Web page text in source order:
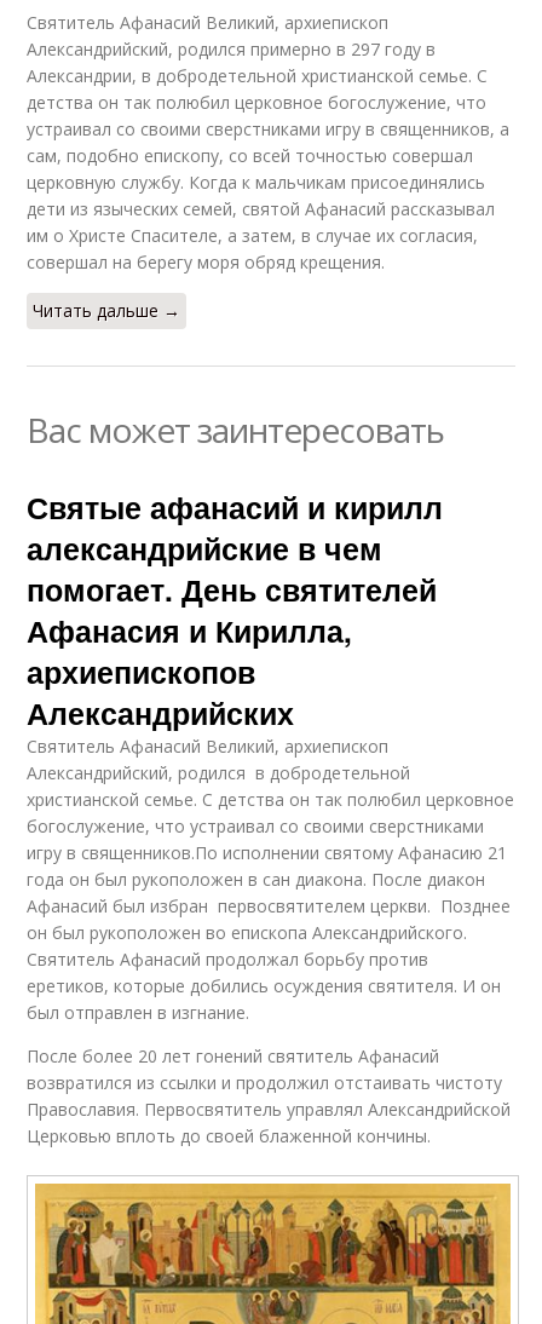
Святитель Афанасий Великий, архиепископ
Александрийский, родился примерно в 297 году в
Александрии, в добродетельной христианской семье. С
детства он так полюбил церковное богослужение, что
устраивал со своими сверстниками игру в священников, а
сам, подобно епископу, со всей точностью совершал
церковную службу. Когда к мальчикам присоединялись
дети из языческих семей, святой Афанасий рассказывал
им о Христе Спасителе, а затем, в случае их согласия,
совершал на берегу моря обряд крещения.
Читать дальше →
Вас может заинтересовать
Святые афанасий и кирилл
александрийские в чем
помогает. День святителей
Афанасия и Кирилла,
архиепископов
Александрийских
Святитель Афанасий Великий, архиепископ
Александрийский, родился в добродетельной
христианской семье. С детства он так полюбил церковное
богослужение, что устраивал со своими сверстниками
игру в священников.По исполнении святому Афанасию 21
года он был рукоположен в сан диакона. После диакон
Афанасий был избран первосвятителем церкви. Позднее
он был рукоположен во епископа Александрийского.
Святитель Афанасий продолжал борьбу против
еретиков, которые добились осуждения святителя. И он
был отправлен в изгнание.
После более 20 лет гонений святитель Афанасий
возвратился из ссылки и продолжил отстаивать чистоту
Православия. Первосвятитель управлял Александрийской
Церковью вплоть до своей блаженной кончины.